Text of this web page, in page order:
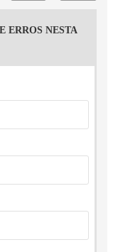
ERROS NESTA